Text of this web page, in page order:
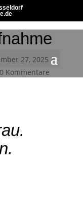
27, 2025 |
0 Kommentare